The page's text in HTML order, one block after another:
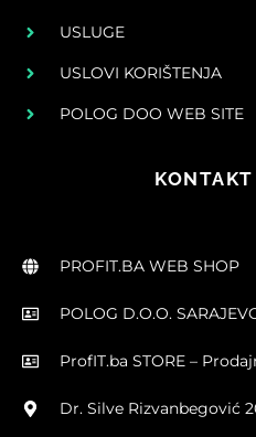
USLUGE
USLOVI KORIŠTENJA
POLOG DOO WEB SITE
PROFIT.BA WEB SHOP
POLOG D.O.O.
ProfIT.ba STORE –
Dr. Silve Rizvanbegović